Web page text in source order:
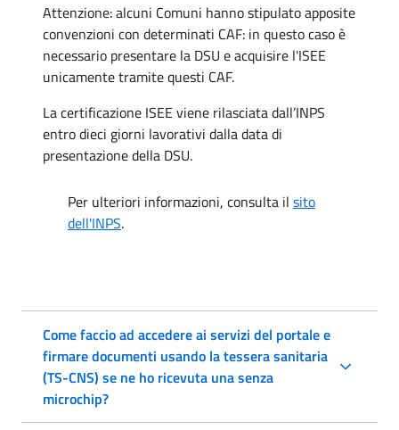
Attenzione: alcuni Comuni hanno stipulato apposite
convenzioni con determinati CAF: in questo caso è
necessario presentare la DSU e acquisire l'ISEE
unicamente tramite questi CAF.
La certificazione ISEE viene rilasciata dall’INPS
entro dieci giorni lavorativi dalla data di
presentazione della DSU.
Per ulteriori informazioni, consulta il sito
dell'INPS.
Come faccio ad accedere ai servizi del portale e
firmare documenti usando la tessera sanitaria
(TS-CNS) se ne ho ricevuta una senza
microchip?